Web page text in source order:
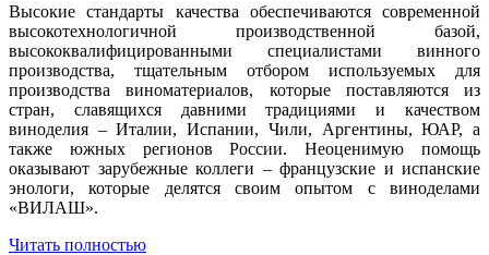
Высокие стандарты качества обеспечиваются современной
высокотехнологичной производственной базой,
высококвалифицированными специалистами винного
производства, тщательным отбором используемых для
производства виноматериалов, которые поставляются из
стран, славящихся давними традициями и качеством
виноделия – Италии, Испании, Чили, Аргентины, ЮАР, а
также южных регионов России. Неоценимую помощь
оказывают зарубежные коллеги – французские и испанские
энологи, которые делятся своим опытом с виноделами
«ВИЛАШ».
Читать полностью